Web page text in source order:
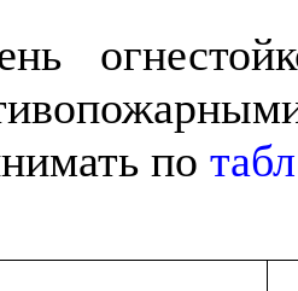
по